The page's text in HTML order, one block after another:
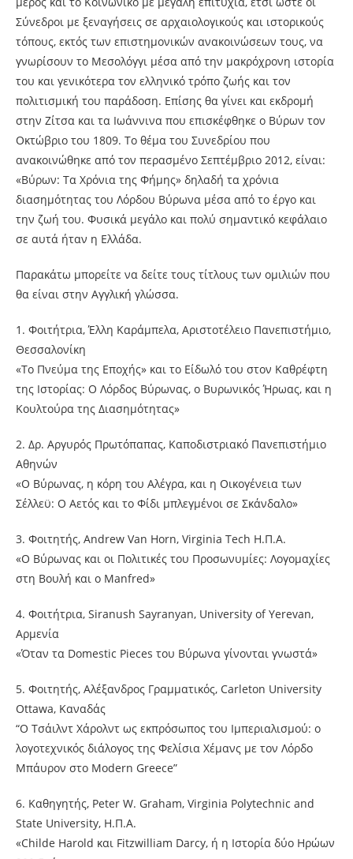
Σύνεδροι με ξεναγήσεις σε αρχαιολογικούς και ιστορικούς
τόπους, εκτός των επιστημονικών ανακοινώσεων τους, να
γνωρίσουν το Μεσολόγγι μέσα από την μακρόχρονη ιστορία
του και γενικότερα τον ελληνικό τρόπο ζωής και τον
πολιτισμική του παράδοση. Επίσης θα γίνει και εκδρομή
στην Ζίτσα και τα Ιωάννινα που επισκέφθηκε ο Βύρων τον
Οκτώβριο του 1809. Το θέμα του Συνεδρίου που
ανακοινώθηκε από τον περασμένο Σεπτέμβριο 2012, είναι:
«Βύρων: Τα Χρόνια της Φήμης» δηλαδή τα χρόνια
διασημότητας του Λόρδου Βύρωνα μέσα από το έργο και
την ζωή του. Φυσικά μεγάλο και πολύ σημαντικό κεφάλαιο
σε αυτά ήταν η Ελλάδα.
Παρακάτω μπορείτε να δείτε τους τίτλους των ομιλιών που
θα είναι στην Αγγλική γλώσσα.
1. Φοιτήτρια, Έλλη Καράμπελα, Αριστοτέλειο Πανεπιστήμιο,
Θεσσαλονίκη
«Το Πνεύμα της Εποχής» και το Είδωλό του στον Καθρέφτη
της Ιστορίας: Ο Λόρδος Βύρωνας, ο Βυρωνικός Ήρωας, και η
Κουλτούρα της Διασημότητας»
2. Δρ. Αργυρός Πρωτόπαπας, Καποδιστριακό Πανεπιστήμιο
Αθηνών
«Ο Βύρωνας, η κόρη του Αλέγρα, και η Οικογένεια των
Σέλλεϋ: Ο Αετός και το Φίδι μπλεγμένοι σε Σκάνδαλο»
3. Φοιτητής, Andrew Van Horn, Virginia Tech Η.Π.Α.
«Ο Βύρωνας και οι Πολιτικές του Προσωνυμίες: Λογομαχίες
στη Βουλή και ο Manfred»
4. Φοιτήτρια, Siranush Sayranyan, University of Yerevan,
Αρμενία
«Όταν τα Domestic Pieces του Βύρωνα γίνονται γνωστά»
5. Φοιτητής, Αλέξανδρος Γραμματικός, Carleton University
Ottawa, Καναδάς
“Ο Τσάιλντ Χάρολντ ως εκπρόσωπος του Ιμπεριαλισμού: ο
λογοτεχνικός διάλογος της Φελίσια Χέμανς με τον Λόρδο
Μπάυρον στο Modern Greece”
6. Καθηγητής, Peter W. Graham, Virginia Polytechnic and
State University, Η.Π.Α.
«Childe Harold και Fitzwilliam Darcy, ή η Ιστορία δύο Ηρώων